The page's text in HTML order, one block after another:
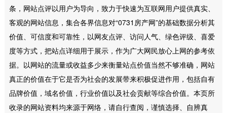
条，网站点评以用户为导向，致力于快速为互联网用户提供真实、
客观的网站信息，集合各界信息对“0731房产网”的基础数据分析其
价值、可信度和可靠性，以网友点评、访问人气、绿色评级、喜爱
度等方式，把站点详细用于展示，作为广大网民放心上网的参考依
据。以网站的流量或收益多少来衡量站点价值当然不够准确，网站
真正的价值在于它是否为社会的发展带来积极促进作用，包括自有
品牌价值，域名价值，行业价值以及社会贡献等综合价值。本页所
收录的网站资料均来源于网络，请自行查阅，谨慎选择、自辨真